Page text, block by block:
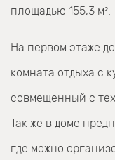
площадью 155,3 м².
На первом этаже
комната отдыха с
совмещенный с
Так же в доме
где можно